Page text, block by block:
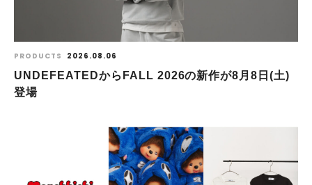
PRODUCTS 2026.08.06
UNDEFEATEDからFALL 2026の新作が8⽉8⽇(⼟)
登場